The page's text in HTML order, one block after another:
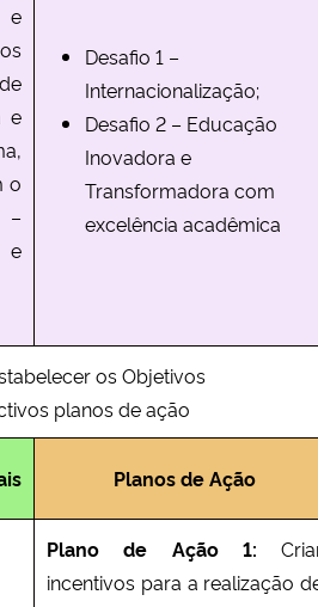
e
o
–
e
Desafio 1 –
Internacionalização;
Desafio 2 – Educação
Inovadora e
Transformadora com
excelência acadêmica
os Objetivos
planos de ação
Planos de Ação
Plano de Ação 1:
incentivos para a realização